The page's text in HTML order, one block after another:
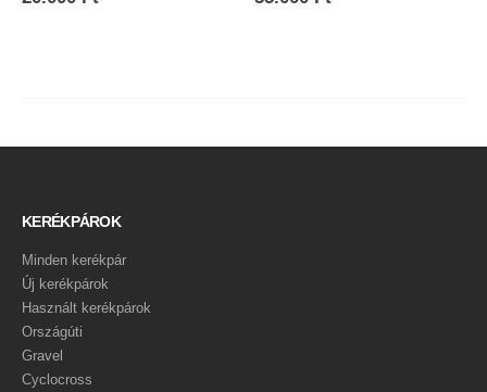
KERÉKPÁROK
Minden kerékpár
Új kerékpárok
Használt kerékpárok
Országúti
Gravel
Cyclocross